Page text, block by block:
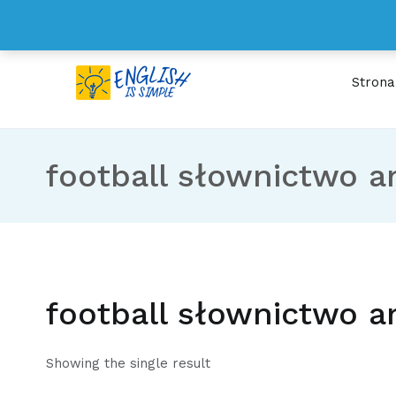
Wystarczy 15 minut
football słownictwo
football słownictwo
Showing the single result